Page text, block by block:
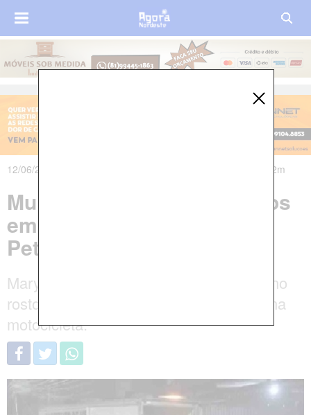
12/06/2025 às 06h48m - Atualizado em 12/06/2025 às 12h42m
Mulher é assassinada a tiros
em plena via pública em
Petrolina
Maryane Lima, de 45 anos, foi atingida no
rosto e no braço; autores fugiram em uma
motocicleta.